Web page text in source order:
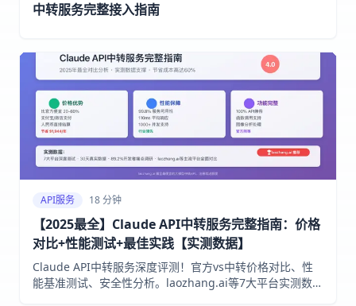
中转服务完整接入指南
API服务 18 分钟
【2025最全】Claude API中转服务完整指南：价格
对比+性能测试+最佳实践【实测数据】
Claude API中转服务深度评测！官方vs中转价格对比、性
能基准测试、安全性分析。laozhang.ai等7大平台实测数